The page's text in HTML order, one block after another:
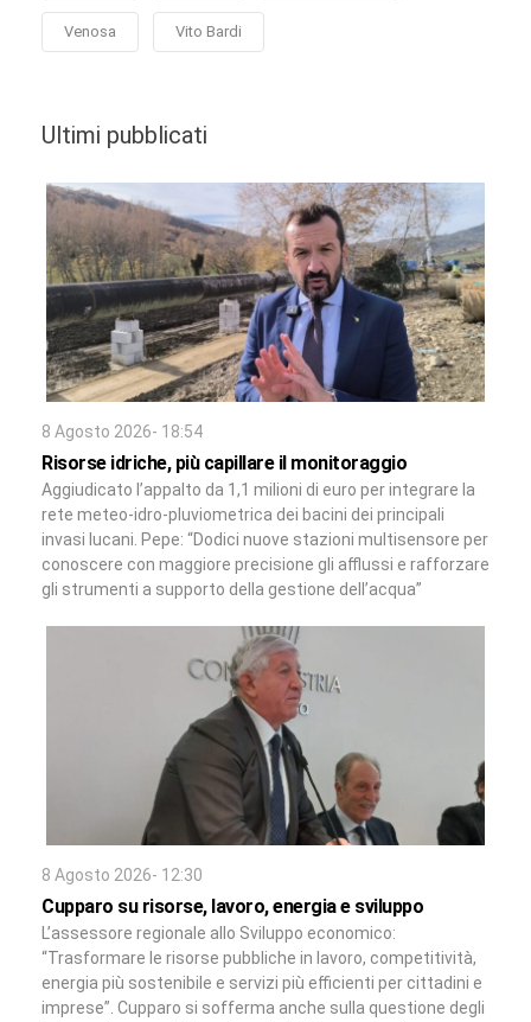
Venosa Vito Bardi
Ultimi pubblicati
8 Agosto 2026- 18:54
Risorse idriche, più capillare il monitoraggio
Aggiudicato l’appalto da 1,1 milioni di euro per integrare la
rete meteo-idro-pluviometrica dei bacini dei principali
invasi lucani. Pepe: “Dodici nuove stazioni multisensore per
conoscere con maggiore precisione gli afflussi e rafforzare
gli strumenti a supporto della gestione dell’acqua”
8 Agosto 2026- 12:30
Cupparo su risorse, lavoro, energia e sviluppo
L’assessore regionale allo Sviluppo economico:
“Trasformare le risorse pubbliche in lavoro, competitività,
energia più sostenibile e servizi più efficienti per cittadini e
imprese”. Cupparo si sofferma anche sulla questione degli